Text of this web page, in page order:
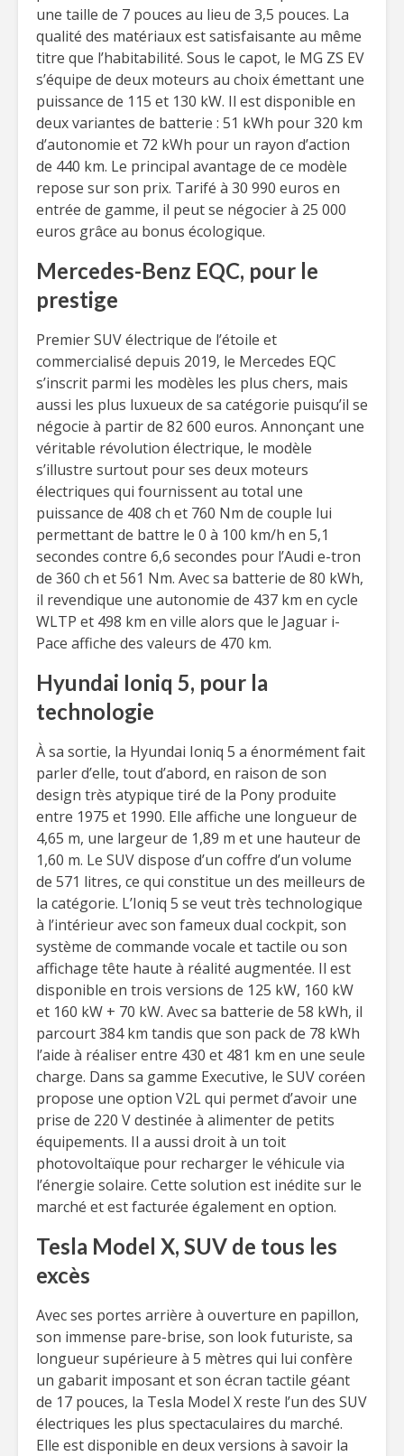
une taille de 7 pouces au lieu de 3,5 pouces. La
qualité des matériaux est satisfaisante au même
titre que l’habitabilité. Sous le capot, le MG ZS EV
s’équipe de deux moteurs au choix émettant une
puissance de 115 et 130 kW. Il est disponible en
deux variantes de batterie : 51 kWh pour 320 km
d’autonomie et 72 kWh pour un rayon d’action
de 440 km. Le principal avantage de ce modèle
repose sur son prix. Tarifé à 30 990 euros en
entrée de gamme, il peut se négocier à 25 000
euros grâce au bonus écologique.
Mercedes-Benz EQC, pour le
prestige
Premier SUV électrique de l’étoile et
commercialisé depuis 2019, le Mercedes EQC
s’inscrit parmi les modèles les plus chers, mais
aussi les plus luxueux de sa catégorie puisqu’il se
négocie à partir de 82 600 euros. Annonçant une
véritable révolution électrique, le modèle
s’illustre surtout pour ses deux moteurs
électriques qui fournissent au total une
puissance de 408 ch et 760 Nm de couple lui
permettant de battre le 0 à 100 km/h en 5,1
secondes contre 6,6 secondes pour l’Audi e-tron
de 360 ch et 561 Nm. Avec sa batterie de 80 kWh,
il revendique une autonomie de 437 km en cycle
WLTP et 498 km en ville alors que le Jaguar i-
Pace affiche des valeurs de 470 km.
Hyundai Ioniq 5, pour la
technologie
À sa sortie, la Hyundai Ioniq 5 a énormément fait
parler d’elle, tout d’abord, en raison de son
design très atypique tiré de la Pony produite
entre 1975 et 1990. Elle affiche une longueur de
4,65 m, une largeur de 1,89 m et une hauteur de
1,60 m. Le SUV dispose d’un coffre d’un volume
de 571 litres, ce qui constitue un des meilleurs de
la catégorie. L’Ioniq 5 se veut très technologique
à l’intérieur avec son fameux dual cockpit, son
système de commande vocale et tactile ou son
affichage tête haute à réalité augmentée. Il est
disponible en trois versions de 125 kW, 160 kW
et 160 kW + 70 kW. Avec sa batterie de 58 kWh, il
parcourt 384 km tandis que son pack de 78 kWh
l’aide à réaliser entre 430 et 481 km en une seule
charge. Dans sa gamme Executive, le SUV coréen
propose une option V2L qui permet d’avoir une
prise de 220 V destinée à alimenter de petits
équipements. Il a aussi droit à un toit
photovoltaïque pour recharger le véhicule via
l’énergie solaire. Cette solution est inédite sur le
marché et est facturée également en option.
Tesla Model X, SUV de tous les
excès
Avec ses portes arrière à ouverture en papillon,
son immense pare-brise, son look futuriste, sa
longueur supérieure à 5 mètres qui lui confère
un gabarit imposant et son écran tactile géant
de 17 pouces, la Tesla Model X reste l’un des SUV
électriques les plus spectaculaires du marché.
Elle est disponible en deux versions à savoir la